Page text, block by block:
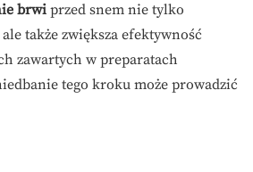
brwi przed snem nie tylko
także zwiększa efektywność
zawartych w preparatach
tego kroku może prowadzić